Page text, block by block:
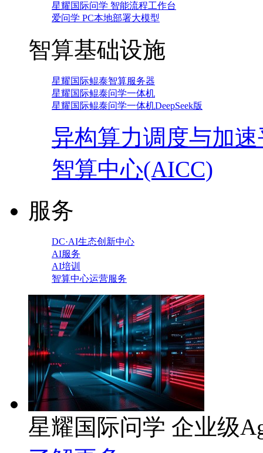
星耀国际问学 智能流程工作台
爱问学 PC本地部署大模型
智算基础设施
星耀国际鲲泰智算服务器
星耀国际鲲泰问学一体机
星耀国际鲲泰问学一体机DeepSeek版
异构算力调度与加
智算中心(AICC)
服务
DC·AI生态创新中心
AI服务
AI培训
智算中心运营服务
星耀国际问学 企业级